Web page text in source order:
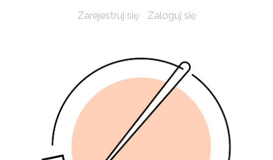
Zarejestruj się Zaloguj się